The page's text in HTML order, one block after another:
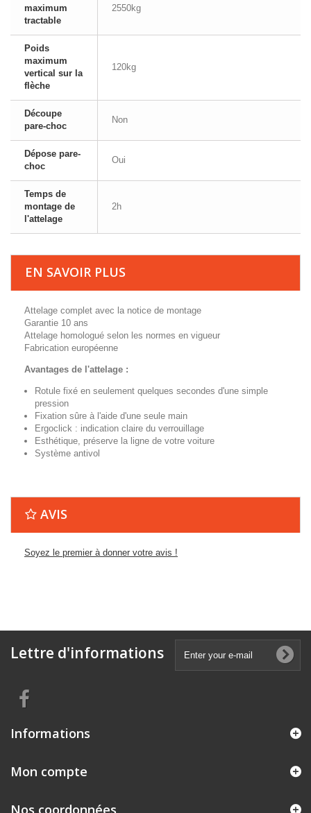
maximum
tractable
2550kg
Poids
maximum
vertical sur la
flèche
120kg
Découpe
pare-choc
Non
Dépose pare-
choc
Oui
Temps de
montage de
l'attelage
2h
EN SAVOIR PLUS
Attelage complet avec la notice de montage
Garantie 10 ans
Attelage homologué selon les normes en vigueur
Fabrication européenne
Avantages de l'attelage :
Rotule fixé en seulement quelques secondes d'une simple
pression
Fixation sûre à l'aide d'une seule main
Ergoclick : indication claire du verrouillage
Esthétique, préserve la ligne de votre voiture
Système antivol
AVIS
Soyez le premier à donner votre avis !
Lettre d'informations
Informations
Mon compte
Nos coordonnées